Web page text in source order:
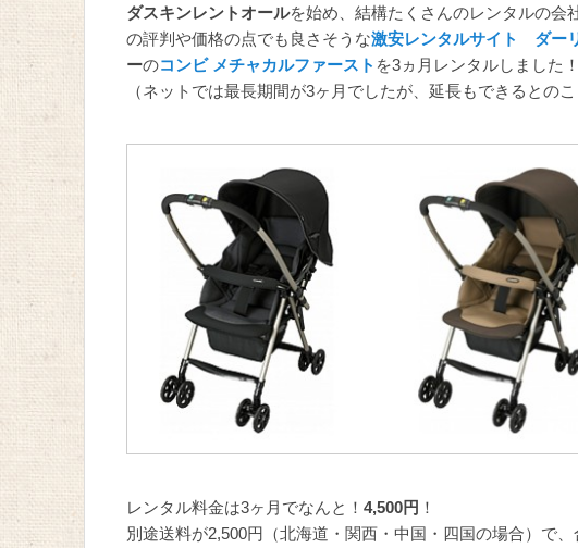
ダスキンレントオールを始め、結構たくさんのレンタルの会
の評判や価格の点でも良さそうな激安レンタルサイト ダー
ーのコンビ メチャカルファースト を3ヵ月レンタルしました！
（ネットでは最長期間が3ヶ月でしたが、延長もできるとのこ
レンタル料金は3ヶ月でなんと！ 4,500円 ！
別途送料が2,500円（北海道・関西・中国・四国の場合）で、